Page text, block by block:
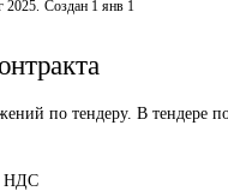
2025. Создан 1 янв 1
по тендеру. В тендере
НДС